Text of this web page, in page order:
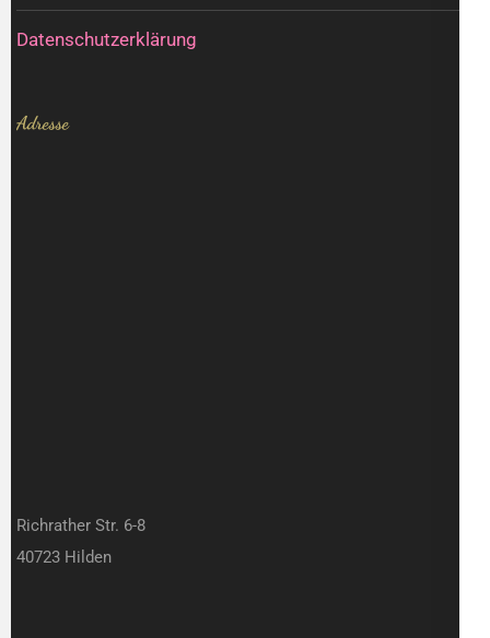
Datenschutzerklärung
Adresse
Richrather Str. 6-8
40723 Hilden